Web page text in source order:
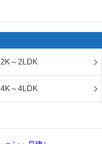
2K～2LDK
4K～4LDK